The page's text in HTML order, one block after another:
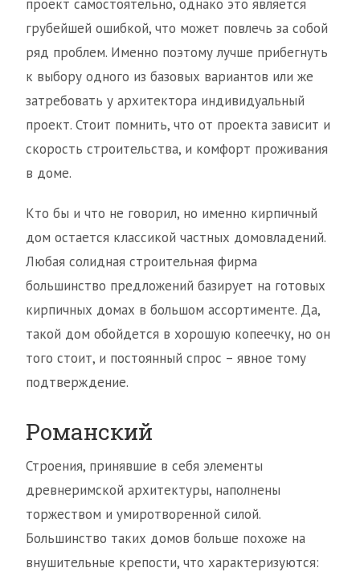
проект самостоятельно, однако это является
грубейшей ошибкой, что может повлечь за собой
ряд проблем. Именно поэтому лучше прибегнуть
к выбору одного из базовых вариантов или же
затребовать у архитектора индивидуальный
проект. Стоит помнить, что от проекта зависит и
скорость строительства, и комфорт проживания
в доме.
Кто бы и что не говорил, но именно кирпичный
дом остается классикой частных домовладений.
Любая солидная строительная фирма
большинство предложений базирует на готовых
кирпичных домах в большом ассортименте. Да,
такой дом обойдется в хорошую копеечку, но он
того стоит, и постоянный спрос – явное тому
подтверждение.
Романский
Строения, принявшие в себя элементы
древнеримской архитектуры, наполнены
торжеством и умиротворенной силой.
Большинство таких домов больше похоже на
внушительные крепости, что характеризуются: